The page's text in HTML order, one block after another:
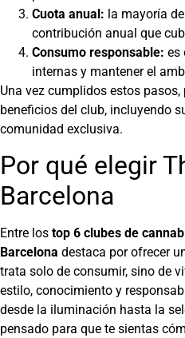
Cuota anual: la mayoría
contribución anual que
Consumo responsable: es
internas y mantener el
Una vez cumplidos estos
beneficios del club, incluyendo
comunidad exclusiva.
Por qué elegir
Barcelona
Entre los top 6 clubes de
Barcelona destaca por ofrecer
trata solo de consumir, sino de
estilo, conocimiento y
desde la iluminación hasta la
pensado para que te sientas